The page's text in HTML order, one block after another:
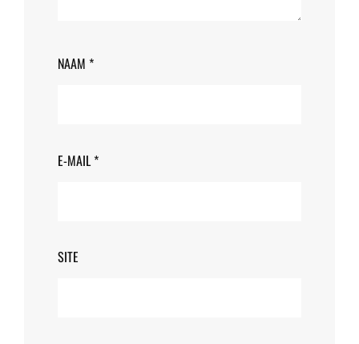
NAAM *
E-MAIL*
SITE